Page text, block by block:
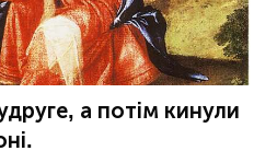
а потім кинули